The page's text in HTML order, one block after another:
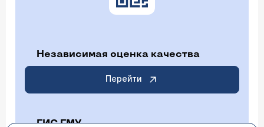
Независимая оценка качества
Перейти
ГИС ГМУ